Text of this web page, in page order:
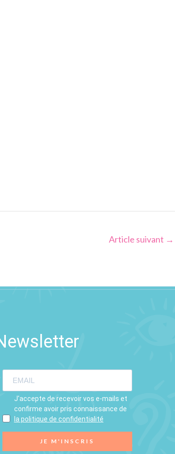
Article suivant →
J'accepte de recevoir vos e-mails et
confirme avoir pris connaissance de
la politique de confidentialité
JE M'INSCRIS